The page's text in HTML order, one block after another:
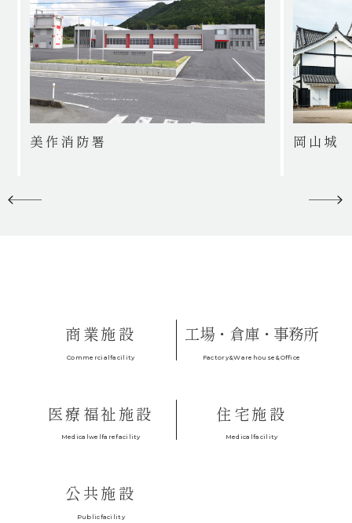
美作消防署 岡山城
商業施設
Commercialfacility
工場・倉庫・事務所
Factory&Warehouse&Office
医療福祉施設
Medicalwelfarefacility
住宅施設
Medicalfacility
公共施設
Publicfacility